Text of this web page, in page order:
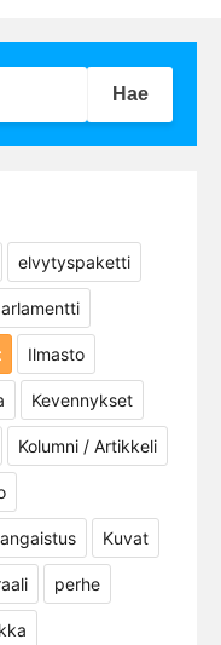
elvytyspaketti
Ilmasto
Kevennykset
Kolumni / Artikkeli
Kuvat
perhe